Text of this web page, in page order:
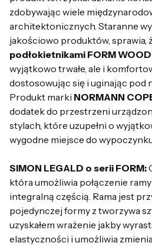
zdobywając wiele
architektonicznych. Staranne
jakościowo produktów, sprawia,
podłokietnikami FORM WOOD
wyjątkowo trwałe, ale i
dostosowując się i uginając pod
Produkt marki NORMANN
dodatek do przestrzeni
stylach, które uzupełni o
wygodne miejsce do
SIMON LEGALD o serii FORM:
która umożliwia połączenie ramy
integralną częścią. Rama jest
pojedynczej formy z tworzywa
uzyskałem wrażenie jakby
elastyczności i umożliwia